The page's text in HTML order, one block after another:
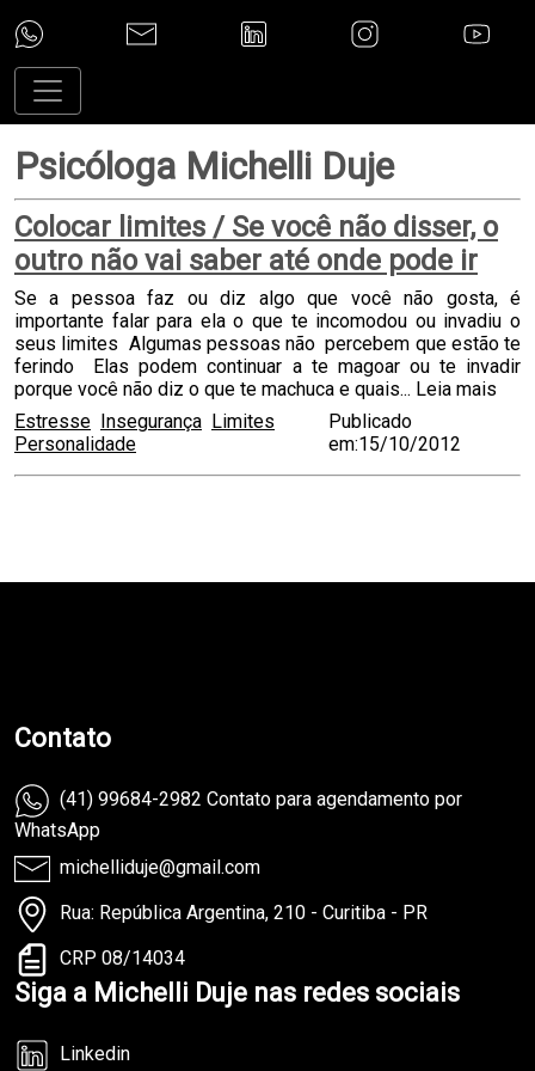
Psicóloga Michelli Duje
Colocar limites / Se você não disser, o
outro não vai saber até onde pode ir
Se a pessoa faz ou diz algo que você não gosta, é
importante falar para ela o que te incomodou ou invadiu o
seus limites Algumas pessoas não percebem que estão te
ferindo Elas podem continuar a te magoar ou te invadir
porque você não diz o que te machuca e quais... Leia mais
Estresse Insegurança Limites
Personalidade
Publicado
em:15/10/2012
Contato
(41) 99684-2982 Contato para agendamento por
WhatsApp
michelliduje@gmail.com
Rua: República Argentina, 210 - Curitiba - PR
CRP 08/14034
Siga a Michelli Duje nas redes sociais
Linkedin